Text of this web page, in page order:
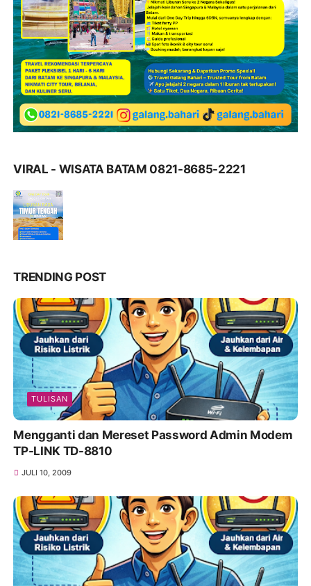
VIRAL - WISATA BATAM 0821-8685-2221
TRENDING POST
TULISAN
Mengganti dan Mereset Password Admin Modem
TP-LINK TD-8810
JULI 10, 2009